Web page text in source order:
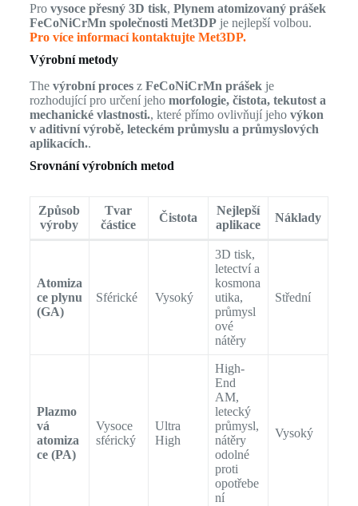
Pro vysoce přesný 3D tisk, Plynem atomizovaný prášek
FeCoNiCrMn společnosti Met3DPje nejlepší volbou.
Pro více informací kontaktujte Met3DP.
Výrobní metody
The výrobní procesz FeCoNiCrMn prášekje
rozhodující pro určení jeho morfologie, čistota, tekutost a
mechanické vlastnosti., které přímo ovlivňují jeho výkon
v aditivní výrobě, leteckém průmyslu a průmyslových
aplikacích..
Srovnání výrobních metod
Způsob
výroby
Tvar
částice
Čistota
Nejlepší
aplikace
Náklady
Atomiza
ce plynu
(GA)
Sférické Vysoký
3D tisk,
letectví a
kosmona
utika,
průmysl
ové
nátěry
Střední
Plazmo
vá
atomiza
ce (PA)
Vysoce
sférický
Ultra
High
High-
End
AM,
letecký
průmysl,
nátěry
odolné
proti
opotřebe
ní
Vysoký